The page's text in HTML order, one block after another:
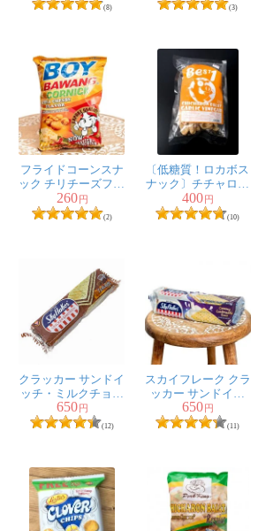
(8) (3)
フライドコーンスナ
ック チリチーズフレ
ーバー90g 【ボーイバ
ワン】
260円
(2)
〔低糖質！ロカボス
ナック〕チチャロン
スナック - 豚皮の唐揚
げ ガーリックビネガ
400円
(10)
クラッカー サンドイ
ッチ・ミルクチョコ
レート味 − Cracker
Sandwich
650 円
(12)
スカイフレーク クラ
ッカー サンドイッ
チ・コンデンスミル
ク味 − Cracker
650 円
(11)